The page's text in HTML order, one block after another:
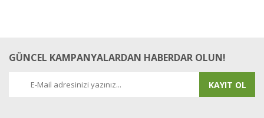
GÜNCEL KAMPANYALARDAN HABERDAR OLUN!
KAYIT OL